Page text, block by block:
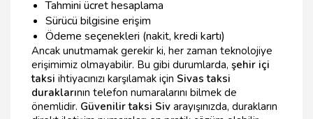
Tahmini ücret hesaplama
Sürücü bilgisine erişim
Ödeme seçenekleri (nakit, kredi kartı)
Ancak unutmamak gerekir ki, her zaman teknolojiye
erişimimiz olmayabilir. Bu gibi durumlarda, şehir içi
taksi ihtiyacınızı karşılamak için Sivas taksi
duraklarının telefon numaralarını bilmek de
önemlidir. Güvenilir taksi Siv arayışınızda, durakların